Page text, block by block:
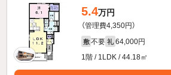
5.4万円
（管理費4,350円）
敷 不要 礼 64,000円
1階 / 1LDK / 44.18㎡